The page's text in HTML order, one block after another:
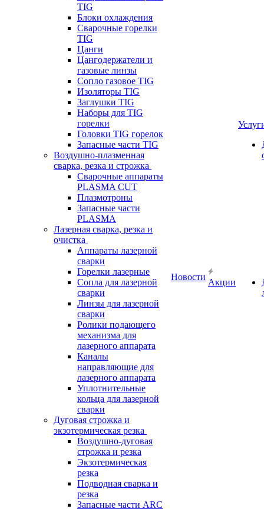
TIG
Блоки охлаждения
Сварочные горелки
TIG
Цанги
Цангодержатели и
газовые линзы
Сопло газовое TIG
Изоляторы TIG
Заглушки TIG
Наборы для TIG
горелки
Головки TIG горелок
Запасные части TIG
Воздушно-плазменная
сварка, резка и строжка
Сварочные аппараты
PLASMA CUT
Плазмотроны
Запасные части
PLASMA
Лазерная сварка, резка и
очистка
Аппараты лазерной
сварки
Горелки лазерные
Сопла для лазерной
сварки
Линзы для лазерной
сварки
Ролики подающего
механизма для
лазерного аппарата
Каналы
направляющие для
лазерного аппарата
Уплотнительные
кольца для лазерной
сварки
Дуговая строжка и
экзотермическая резка
Воздушно-дуговая
строжка и резка
Экзотермическая
резка
Подводная сварка и
резка
Запасные части ARC
Новости
Акции